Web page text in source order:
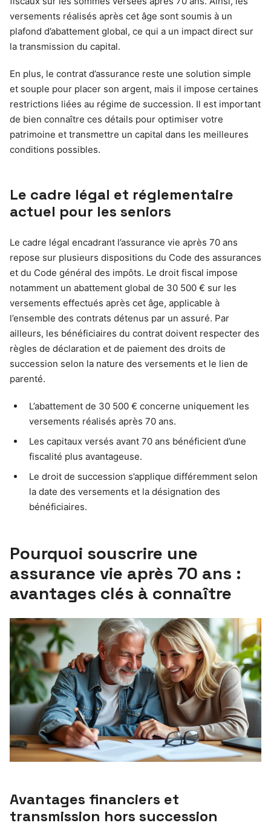
versements réalisés après cet âge sont soumis à un
plafond d’abattement global, ce qui a un impact direct sur
la transmission du capital.
En plus, le contrat d’assurance reste une solution simple
et souple pour placer son argent, mais il impose certaines
restrictions liées au régime de succession. Il est important
de bien connaître ces détails pour optimiser votre
patrimoine et transmettre un capital dans les meilleures
conditions possibles.
Le cadre légal et réglementaire
actuel pour les seniors
Le cadre légal encadrant l’assurance vie après 70 ans
repose sur plusieurs dispositions du Code des assurances
et du Code général des impôts. Le droit fiscal impose
notamment un abattement global de 30 500 € sur les
versements effectués après cet âge, applicable à
l’ensemble des contrats détenus par un assuré. Par
ailleurs, les bénéficiaires du contrat doivent respecter des
règles de déclaration et de paiement des droits de
succession selon la nature des versements et le lien de
parenté.
L’abattement de 30 500 € concerne uniquement les
versements réalisés après 70 ans.
Les capitaux versés avant 70 ans bénéficient d’une
fiscalité plus avantageuse.
Le droit de succession s’applique différemment selon
la date des versements et la désignation des
bénéficiaires.
Pourquoi souscrire une
assurance vie après 70 ans :
avantages clés à connaître
Avantages financiers et
transmission hors succession